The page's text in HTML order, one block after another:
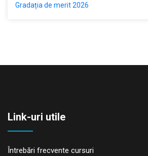
Gradația de merit 2026
Link-uri utile
Întrebări frecvente cursuri